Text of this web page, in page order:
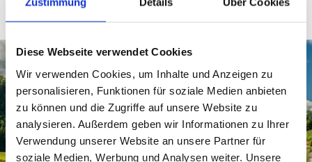
Diese Webseite verwendet Cookies
Wir verwenden Cookies, um Inhalte und Anzeigen zu
personalisieren, Funktionen für soziale Medien anbieten
zu können und die Zugriffe auf unsere Website zu
analysieren. Außerdem geben wir Informationen zu Ihrer
Verwendung unserer Website an unsere Partner für
soziale Medien, Werbung und Analysen weiter. Unsere